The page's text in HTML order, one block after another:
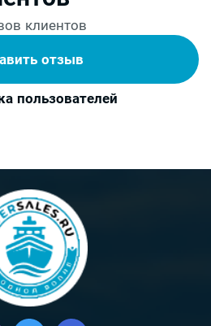
клиентов
отзыв
пользователей